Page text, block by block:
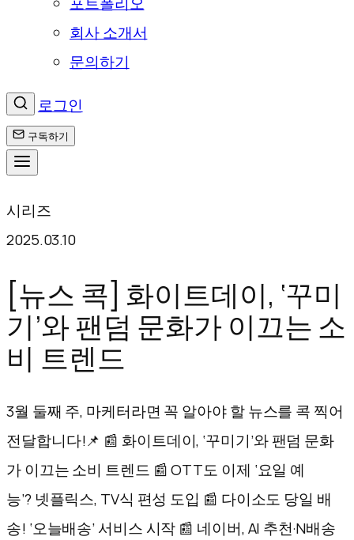
회사 소개서
문의하기
로그인
구독하기
텐
츠
로
바
로
가
시리즈
2025.03.10
[뉴스 콕] 화이트데이, ‘꾸미
기’와 팬덤 문화가 이끄는 소
비 트렌드
3월 둘째 주, 마케터라면 꼭 알아야 할 뉴스를 콕 찍어
전달합니다!📌 📰 화이트데이, ‘꾸미기’와 팬덤 문화
가 이끄는 소비 트렌드 📰 OTT도 이제 ‘요일 예
능’? 넷플릭스, TV식 편성 도입 📰 다이소도 당일 배
송! ‘오늘배송’ 서비스 시작 📰 네이버, AI 추천·N배송